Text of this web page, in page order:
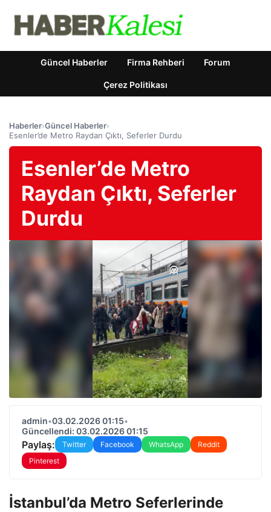
Güncel Haberler Firma Rehberi Forum
Çerez Politikası
Haberler›Güncel Haberler›
Esenler’de Metro Raydan Çıktı, Seferler Durdu
Esenler’de Metro
Raydan Çıktı, Seferler
Durdu
admin•03.02.2026 01:15•
Güncellendi: 03.02.2026 01:15
Paylaş: Twitter Facebook WhatsApp
Reddit
Pinterest
İstanbul’da Metro Seferlerinde